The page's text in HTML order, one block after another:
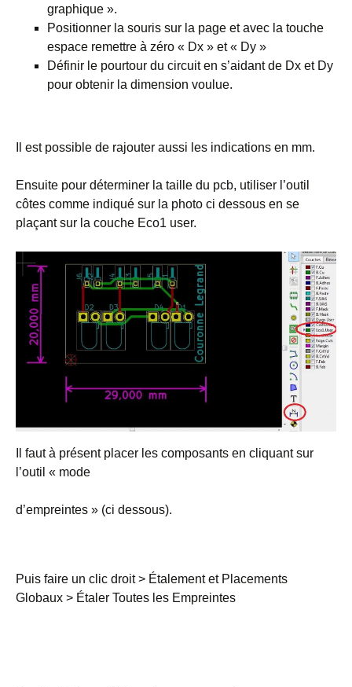
graphique ».
Positionner la souris sur la page et avec la touche
espace remettre à zéro « Dx » et « Dy »
Définir le pourtour du circuit en s’aidant de Dx et Dy
pour obtenir la dimension voulue.
Il est possible de rajouter aussi les indications en mm.
Ensuite pour déterminer la taille du pcb, utiliser l’outil
côtes comme indiqué sur la photo ci dessous en se
plaçant sur la couche Eco1 user.
Il faut à présent placer les composants en cliquant sur
l’outil « mode
d’empreintes » (ci dessous).
Puis faire un clic droit > Étalement et Placements
Globaux > Étaler Toutes les Empreintes